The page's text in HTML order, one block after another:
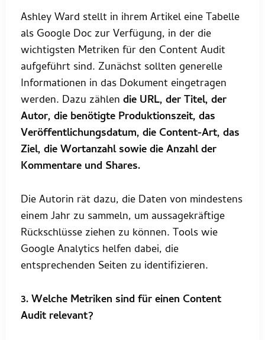
Ashley Ward stellt in ihrem Artikel eine Tabelle
als Google Doc zur Verfügung, in der die
wichtigsten Metriken für den Content Audit
aufgeführt sind. Zunächst sollten generelle
Informationen in das Dokument eingetragen
werden. Dazu zählen die URL, der Titel, der
Autor, die benötigte Produktionszeit, das
Veröffentlichungsdatum, die Content-Art, das
Ziel, die Wortanzahl sowie die Anzahl der
Kommentare und Shares.
Die Autorin rät dazu, die Daten von mindestens
einem Jahr zu sammeln, um aussagekräftige
Rückschlüsse ziehen zu können. Tools wie
Google Analytics helfen dabei, die
entsprechenden Seiten zu identifizieren.
3. Welche Metriken sind für einen Content
Audit relevant?